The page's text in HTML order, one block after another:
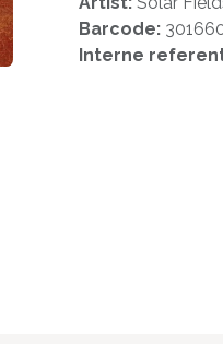
Barcode:
Interne